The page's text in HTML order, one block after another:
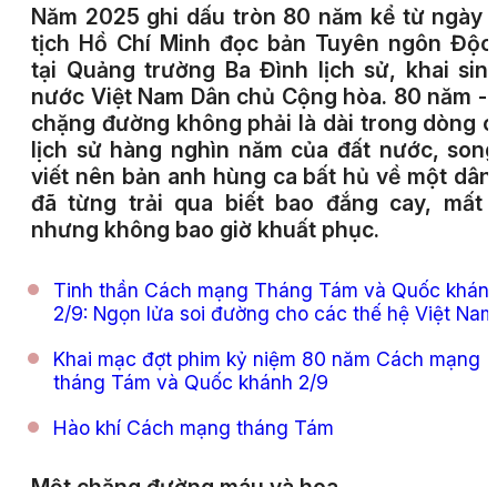
Năm 2025 ghi dấu tròn 80 năm kể từ ngày
tịch Hồ Chí Minh đọc bản Tuyên ngôn
tại Quảng trường Ba Đình lịch sử, khai
nước Việt Nam Dân chủ Cộng hòa. 80 năm -
chặng đường không phải là dài trong dòng
lịch sử hàng nghìn năm của đất nước,
viết nên bản anh hùng ca bất hủ về một
đã từng trải qua biết bao đắng cay, mất
nhưng không bao giờ khuất phục.
Tinh thần Cách mạng Tháng Tám và Quốc
2/9: Ngọn lửa soi đường cho các thế hệ Việt Nam
Khai mạc đợt phim kỷ niệm 80 năm Cách mạng
tháng Tám và Quốc khánh 2/9
Hào khí Cách mạng tháng Tám